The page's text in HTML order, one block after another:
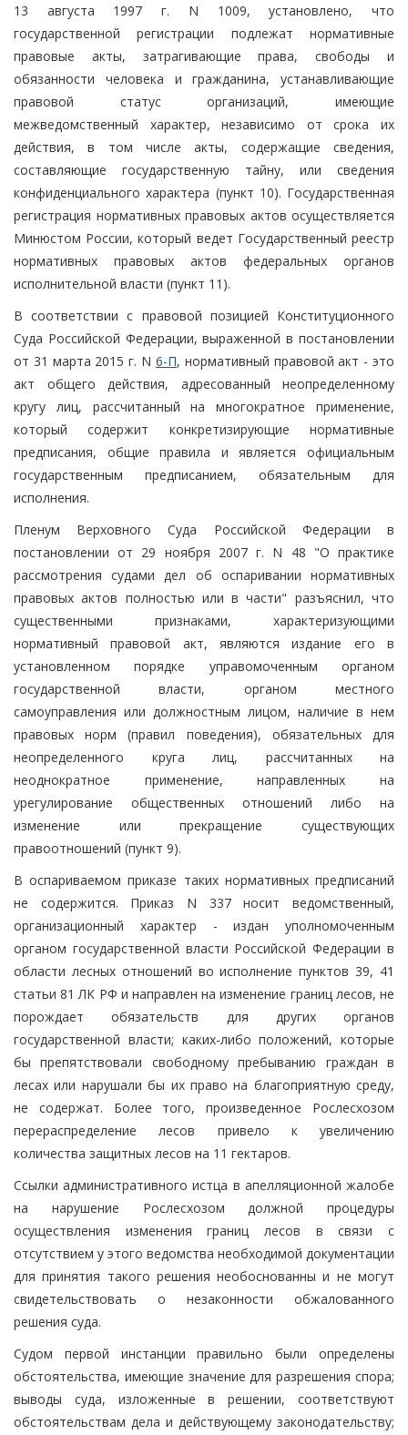
13 августа 1997 г. N 1009, установлено, что
государственной регистрации подлежат нормативные
правовые акты, затрагивающие права, свободы и
обязанности человека и гражданина, устанавливающие
правовой статус организаций, имеющие
межведомственный характер, независимо от срока их
действия, в том числе акты, содержащие сведения,
составляющие государственную тайну, или сведения
конфиденциального характера (пункт 10). Государственная
регистрация нормативных правовых актов осуществляется
Минюстом России, который ведет Государственный реестр
нормативных правовых актов федеральных органов
исполнительной власти (пункт 11).
В соответствии с правовой позицией Конституционного
Суда Российской Федерации, выраженной в постановлении
от 31 марта 2015 г. N 6-П, нормативный правовой акт - это
акт общего действия, адресованный неопределенному
кругу лиц, рассчитанный на многократное применение,
который содержит конкретизирующие нормативные
предписания, общие правила и является официальным
государственным предписанием, обязательным для
исполнения.
Пленум Верховного Суда Российской Федерации в
постановлении от 29 ноября 2007 г. N 48 "О практике
рассмотрения судами дел об оспаривании нормативных
правовых актов полностью или в части" разъяснил, что
существенными признаками, характеризующими
нормативный правовой акт, являются издание его в
установленном порядке управомоченным органом
государственной власти, органом местного
самоуправления или должностным лицом, наличие в нем
правовых норм (правил поведения), обязательных для
неопределенного круга лиц, рассчитанных на
неоднократное применение, направленных на
урегулирование общественных отношений либо на
изменение или прекращение существующих
правоотношений (пункт 9).
В оспариваемом приказе таких нормативных предписаний
не содержится. Приказ N 337 носит ведомственный,
организационный характер - издан уполномоченным
органом государственной власти Российской Федерации в
области лесных отношений во исполнение пунктов 39, 41
статьи 81 ЛК РФ и направлен на изменение границ лесов, не
порождает обязательств для других органов
государственной власти; каких-либо положений, которые
бы препятствовали свободному пребыванию граждан в
лесах или нарушали бы их право на благоприятную среду,
не содержат. Более того, произведенное Рослесхозом
перераспределение лесов привело к увеличению
количества защитных лесов на 11 гектаров.
Ссылки административного истца в апелляционной жалобе
на нарушение Рослесхозом должной процедуры
осуществления изменения границ лесов в связи с
отсутствием у этого ведомства необходимой документации
для принятия такого решения необоснованны и не могут
свидетельствовать о незаконности обжалованного
решения суда.
Судом первой инстанции правильно были определены
обстоятельства, имеющие значение для разрешения спора;
выводы суда, изложенные в решении, соответствуют
обстоятельствам дела и действующему законодательству;